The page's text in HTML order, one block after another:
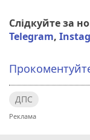
Слідкуйте за
Telegram,
ДПС